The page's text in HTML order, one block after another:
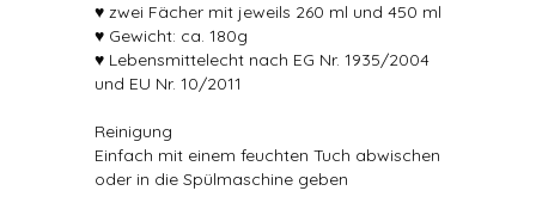
♥ zwei Fächer mit jeweils 260 ml und 450 ml
♥ Gewicht: ca. 180g
♥ Lebensmittelecht nach EG Nr. 1935/2004
und EU Nr. 10/2011
Reinigung
Einfach mit einem feuchten Tuch abwischen
oder in die Spülmaschine geben